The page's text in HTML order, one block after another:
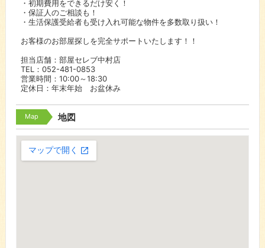
・初期費用をできるだけ安く！
・保証人のご相談も！
・生活保護受給者も受け入れ可能な物件を多数取り扱い！
お客様のお部屋探しを完全サポートいたします！！
担当店舗：部屋セレブ中村店
TEL：052-481-0853
営業時間：10:00～18:30
定休日：年末年始 お盆休み
Map 地図